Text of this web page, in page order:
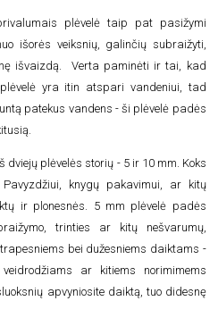
plėvelė taip pat pasižymi
išorės veiksnių, galinčių subraižyti,
išvaizdą. Verta paminėti ir tai, kad
yra itin atspari vandeniui, tad
patekus vandens - ši plėvelė padės
plėvelės storių - 5 ir 10 mm. Koks
knygų pakavimui, ar kitų
ir plonesnės. 5 mm plėvelė padės
trinties ar kitų nešvarumų,
bei dužesniems daiktams -
ar kitiems norimimems
apvyniosite daiktą, tuo didesnę